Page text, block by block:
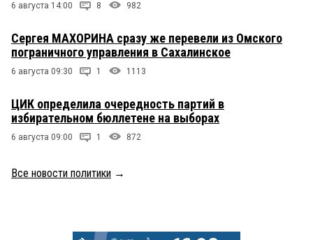
6 августа 14:00 8 982
Сергея МАХОРИНА сразу же перевели из Омского
пограничного управления в Сахалинское
6 августа 09:30 1 1113
ЦИК определила очередность партий в
избирательном бюллетене на выборах
6 августа 09:00 1 872
Все новости политики →